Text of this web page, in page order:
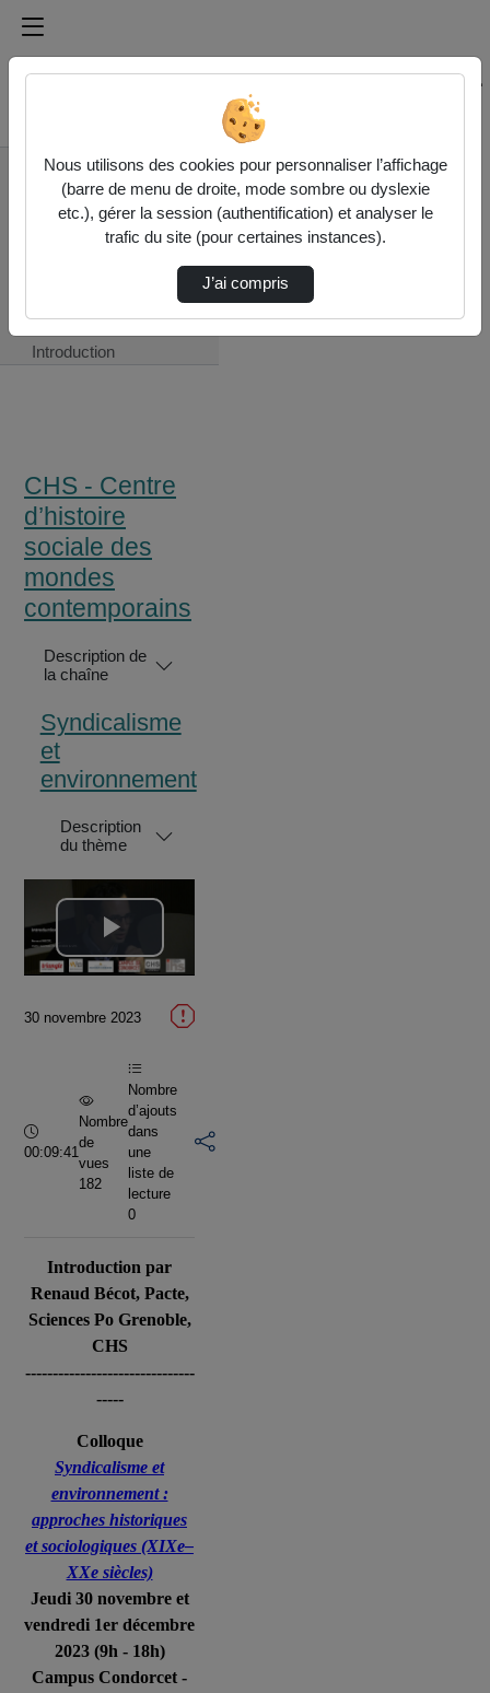
Médiathèque de l'université Paris
Rechercher un média sur Médiathèque de l'université
Accueil
CHS - Centre
d’histoire sociale des
Introduction
CHS - Centre
d’histoire
sociale des
mondes
contemporains
Description de
la chaîne
Syndicalisme
et
environnement
Description
du thème
Lire
la
vidéo
30 novembre 2023
Durée :
00:09:41
Nombre
de
vues
182
Nombre
d’ajouts
dans
une
liste de
lecture
0
Introduction par
Renaud Bécot, Pacte,
Sciences Po Grenoble,
CHS
-------------------------------
-----
Colloque
Syndicalisme et
environnement :
approches historiques
et sociologiques (XIXe–
XXe siècles)
Jeudi 30 novembre et
vendredi 1er décembre
2023 (9h - 18h)
Campus Condorcet -
Nous utilisons des cookies pour personnaliser l’affichage
(barre de menu de droite, mode sombre ou dyslexie
etc.), gérer la session (authentification) et analyser le
trafic du site (pour certaines instances).
J’ai compris